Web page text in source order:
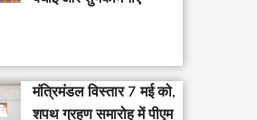
मंत्रिमंडल विस्तार 7 मई को,
शपथ ग्रहण समारोह में पीएम